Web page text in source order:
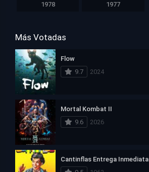
1978 1977
Más Votadas
Flow
9.7
2024
Mortal Kombat II
9.6
2026
Cantinflas Entrega Inmediata